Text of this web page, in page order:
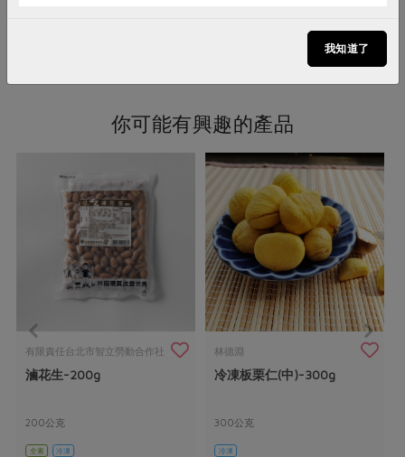
你可能有興趣的產品
有限責任台北市智立勞動合作社
滷花生-200g
200公克
全素 冷凍
林德淵
冷凍板栗仁(中)-300g
300公克
冷凍
我知道了